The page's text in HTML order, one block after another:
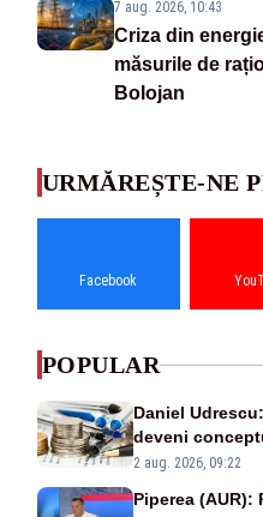
7 aug. 2026, 10:43
Criza din
măsurile de
Bolojan
URMĂREȘTE-NE
Facebook
POPULAR
Daniel
deveni
viitoare?
2 aug. 2026, 09:22
Piperea (AUR):